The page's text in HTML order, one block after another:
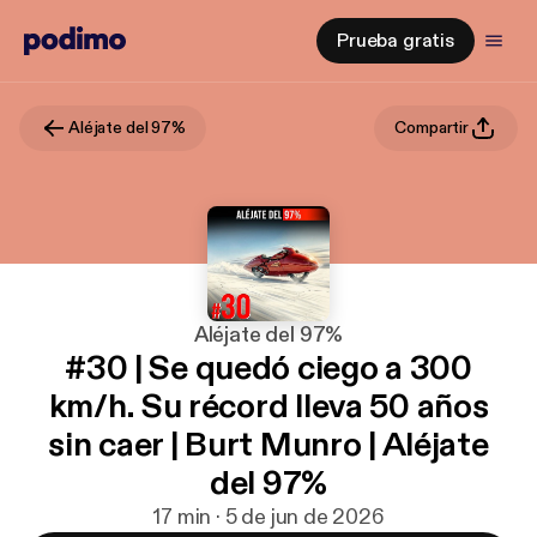
Prueba gratis
Aléjate del 97% Compartir
Aléjate del 97%
#30 | Se quedó ciego a 300
km/h. Su récord lleva 50 años
sin caer | Burt Munro | Aléjate
del 97%
17 min · 5 de jun de 2026